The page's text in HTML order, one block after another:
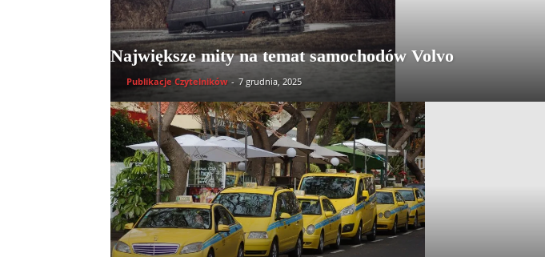
Największe mity na temat samochodów Volvo
Publikacje Czytelników - 7 grudnia, 2025